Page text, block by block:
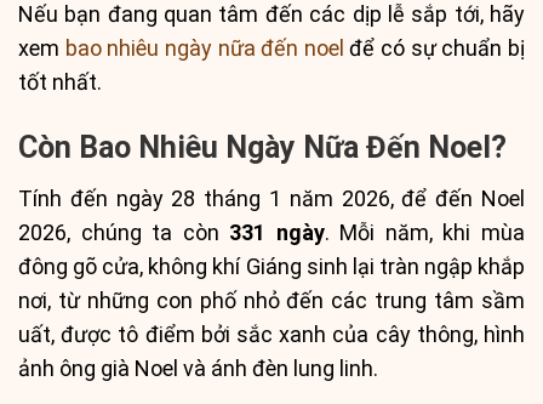
Nếu bạn đang quan tâm đến các dịp lễ sắp tới, hãy
xem bao nhiêu ngày nữa đến noel để có sự chuẩn bị
tốt nhất.
Còn Bao Nhiêu Ngày Nữa Đến Noel?
Tính đến ngày 28 tháng 1 năm 2026, để đến Noel
2026, chúng ta còn 331 ngày. Mỗi năm, khi mùa
đông gõ cửa, không khí Giáng sinh lại tràn ngập khắp
nơi, từ những con phố nhỏ đến các trung tâm sầm
uất, được tô điểm bởi sắc xanh của cây thông, hình
ảnh ông già Noel và ánh đèn lung linh.